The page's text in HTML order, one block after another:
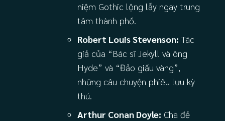
niệm Gothic lộng lẫy ngay trung
tâm thành phố.
Robert Louis Stevenson: Tác
giả của “Bác sĩ Jekyll và ông
Hyde” và “Đảo giấu vàng”,
những câu chuyện phiêu lưu kỳ
thú.
Arthur Conan Doyle: Cha đẻ